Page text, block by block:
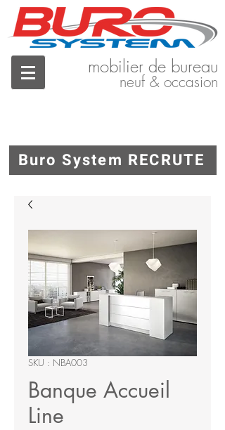
mobilier de bureau
neuf & occasion
Buro System RECRUTE
SKU : NBA003
Banque Accueil
Line